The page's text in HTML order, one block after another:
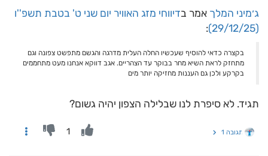
ג׳מיני המלך אמר בדיווחי מזג האוויר יום שני ט' בטבת תשפ''ו
(29/12/25)
:
בקצרה כדאי להוסיף שעכשיו החלה העלית מדרגה והגשם מתפשט צפונה וגם
מתחזק לראת השיא מחר בבוקר עד הצהריים. אגב דווקא אנחנו מעט מתחממים
בקרקע ולכן גם העננות מחזיקה יותר מים
תגיד. לא סיפרת לנו שבלילה הצפון יהיה גשום?
תגובה 1 1